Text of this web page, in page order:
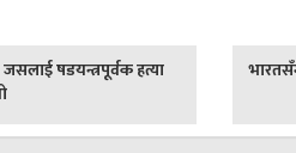
षडयन्त्रपूर्वक हत्या